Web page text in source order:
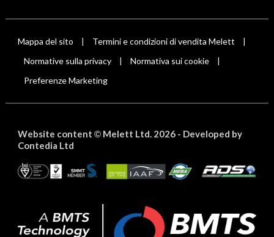
Mappa del sito Termini e condizioni di vendita Melett
Normative sulla privacy Normativa sui cookie
Preferenze Marketing
Website content ©Melett Ltd. 2026 - Developed by
Contedia Ltd